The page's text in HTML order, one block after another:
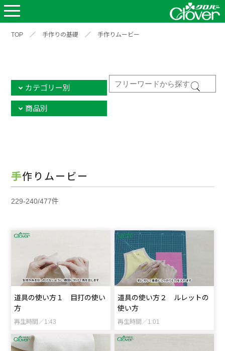
TOP ／ 手作りの基礎 ／ 手作りムービー
カテゴリー別
商品別
手作りムービー
229-240/477件
道具の使い方１ 目打の使い
方
再生時間／1:43
道具の使い方２ ルレットの
使い方
再生時間／1:01